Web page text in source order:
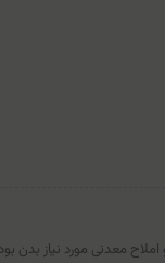
معدنی مورد نیاز بدن